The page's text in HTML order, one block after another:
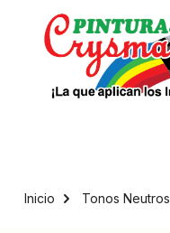
Inicio Tonos Neutros